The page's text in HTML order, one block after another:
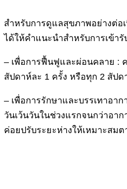
สำหรับการดูแลสุขภาพอย่างต่อ
ได้ให้คำแนะนำสำหรับการเข้ารั
– เพื่อการฟื้นฟูและผ่อนคลาย :
สัปดาห์ละ 1 ครั้ง หรือทุก 2 สัปด
– เพื่อการรักษาและบรรเทาอา
วันเว้นวันในช่วงแรกจนกว่าอา
ค่อยปรับระยะห่างให้เหมาะสม